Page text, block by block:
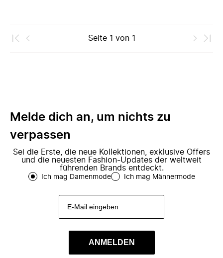
Seite 1 von 1
Melde dich an, um nichts zu
verpassen
Sei die Erste, die neue Kollektionen, exklusive Offers
und die neuesten Fashion-Updates der weltweit
führenden Brands entdeckt.
Ich mag Damenmode Ich mag Männermode
ANMELDEN